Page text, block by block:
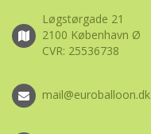
Løgstørgade 21
2100 København Ø
CVR: 25536738
mail@euroballoon.dk